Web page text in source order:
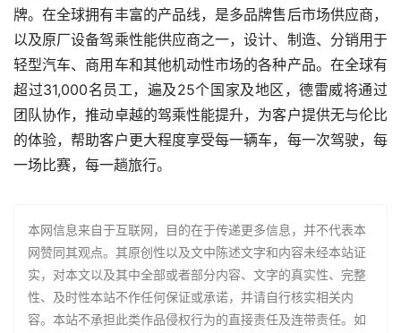
牌。在全球拥有丰富的产品线，是多品牌售后市场供应商，
以及原厂设备驾乘性能供应商之一，设计、制造、分销用于
轻型汽车、商用车和其他机动性市场的各种产品。在全球有
超过31,000名员工，遍及25个国家及地区，德雷威将通过
团队协作，推动卓越的驾乘性能提升，为客户提供无与伦比
的体验，帮助客户更大程度享受每一辆车，每一次驾驶，每
一场比赛，每一趟旅行。
本网信息来自于互联网，目的在于传递更多信息，并不代表本
网赞同其观点。其原创性以及文中陈述文字和内容未经本站证
实，对本文以及其中全部或者部分内容、文字的真实性、完整
性、及时性本站不作任何保证或承诺，并请自行核实相关内
容。本站不承担此类作品侵权行为的直接责任及连带责任。如